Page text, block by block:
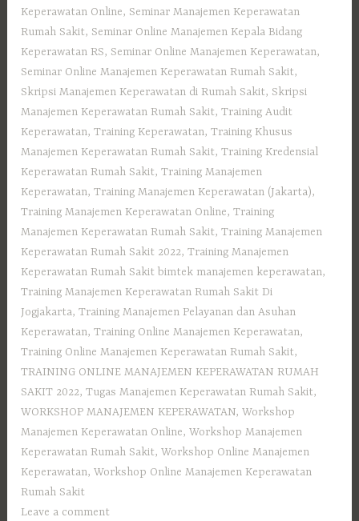
Keperawatan Online, Seminar Manajemen Keperawatan
Rumah Sakit, Seminar Online Manajemen Kepala Bidang
Keperawatan RS, Seminar Online Manajemen Keperawatan,
Seminar Online Manajemen Keperawatan Rumah Sakit,
Skripsi Manajemen Keperawatan di Rumah Sakit, Skripsi
Manajemen Keperawatan Rumah Sakit,Training Audit
Keperawatan,Training Keperawatan,Training Khusus
Manajemen Keperawatan Rumah Sakit,Training Kredensial
Keperawatan Rumah Sakit,Training Manajemen
Keperawatan,Training Manajemen Keperawatan (Jakarta),
Training Manajemen Keperawatan Online,Training
Manajemen Keperawatan Rumah Sakit,Training Manajemen
Keperawatan Rumah Sakit 2022,Training Manajemen
Keperawatan Rumah Sakit bimtek manajemen keperawatan,
Training Manajemen Keperawatan Rumah Sakit Di
Jogjakarta,Training Manajemen Pelayanan dan Asuhan
Keperawatan,Training Online Manajemen Keperawatan,
Training Online Manajemen Keperawatan Rumah Sakit,
TRAINING ONLINE MANAJEMEN KEPERAWATAN RUMAH
SAKIT 2022,Tugas Manajemen Keperawatan Rumah Sakit,
WORKSHOP MANAJEMEN KEPERAWATAN,Workshop
Manajemen Keperawatan Online,Workshop Manajemen
Keperawatan Rumah Sakit,Workshop Online Manajemen
Keperawatan,Workshop Online Manajemen Keperawatan
Rumah Sakit
Leave a comment